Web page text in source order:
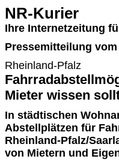
NR-Kurier
Ihre Internetzeitung
Pressemitteilung vom
Rheinland-Pfalz
Mieter wissen
In städtischen
Abstellplätzen für
Rheinland-Pfalz/
von Mietern und